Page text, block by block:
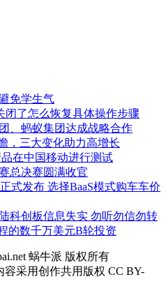
免学生气
闭了怎么恢复具体操作步骤
、蚂蚁集团达成战略合作
，三大变化助力高增长
在中国移动进行测试
总决赛圆满收官
式发布 选择BaaS模式购车车价
科创板信息失实 勿听勿信勿转
的数千万美元B轮投资
蜗牛派 版权所有
容采用创作共用版权 CC BY-